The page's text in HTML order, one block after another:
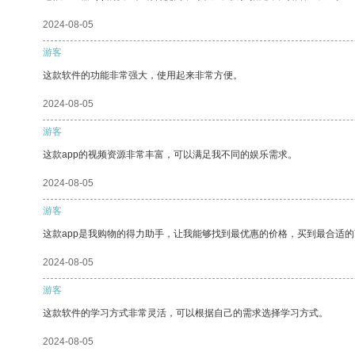
2024-08-05
游客
这款软件的功能非常强大，使用起来非常方便。
2024-08-05
游客
这款app的视频资源非常丰富，可以满足我不同的娱乐需求。
2024-08-05
游客
这款app是我购物的得力助手，让我能够找到最优惠的价格，买到最合适
2024-08-05
游客
这款软件的学习方式非常灵活，可以根据自己的需求选择学习方式。
2024-08-05